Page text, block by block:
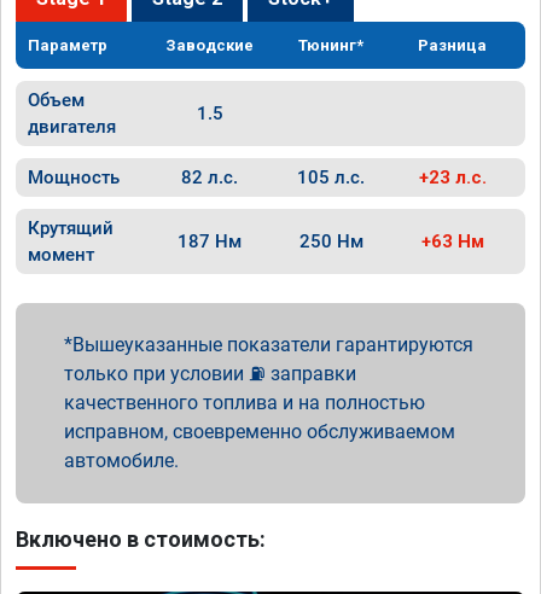
Параметр Заводские Тюнинг* Разница
Объем
двигателя
1.5
Мощность 82 л.с. 105 л.с. +23 л.с.
Крутящий
момент
187 Нм 250 Нм +63 Нм
Вышеуказанные показатели гарантируются
только при условии ⛽ заправки
качественного топлива и на полностью
исправном, своевременно обслуживаемом
автомобиле.
Включено в стоимость: